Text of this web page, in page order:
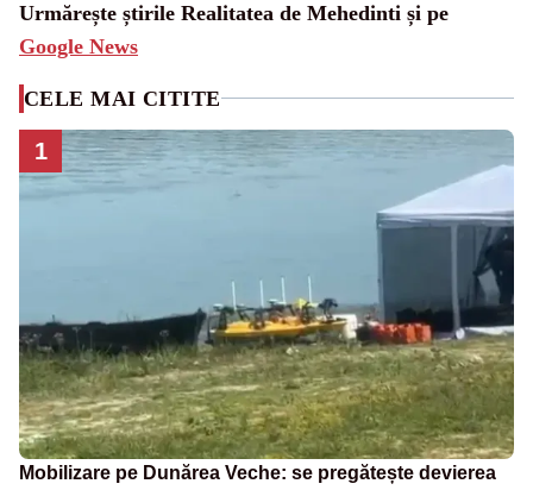
Urmărește știrile Realitatea de Mehedinti și pe
Google News
CELE MAI CITITE
1
Mobilizare pe Dunărea Veche: se pregătește devierea